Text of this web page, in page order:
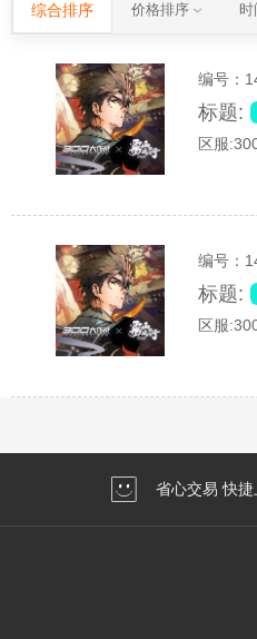
综合排序 价格排序
编号：
标题:
区服:
编号：
标题:
区服:
省心交易 快捷